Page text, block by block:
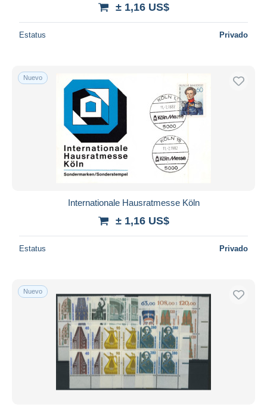
± 1,16 US$
Estatus Privado
Nuevo
Internationale Hausratmesse Köln
± 1,16 US$
Estatus Privado
Nuevo